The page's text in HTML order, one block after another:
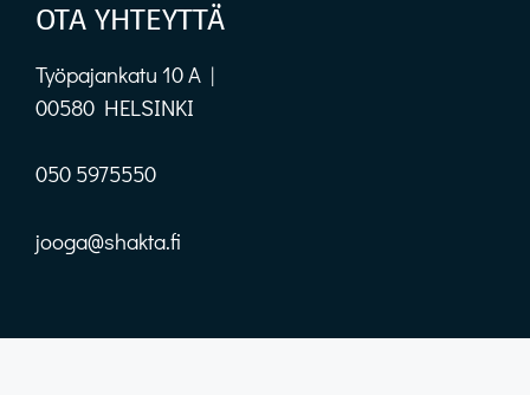
OTA YHTEYTTÄ
Työpajankatu 10 A |
00580 HELSINKI
050 5975550
jooga@shakta.fi